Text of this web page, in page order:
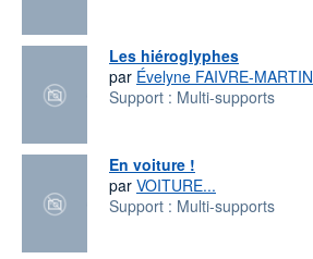
Les hiéroglyphes
par Évelyne FAIVRE-MARTIN
Support : Multi-supports
En voiture !
par VOITURE...
Support : Multi-supports